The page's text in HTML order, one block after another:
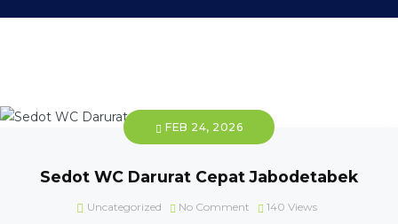
FEB 24, 2026
Sedot WC Darurat Cepat Jabodetabek
Uncategorized No Comment 140 Views